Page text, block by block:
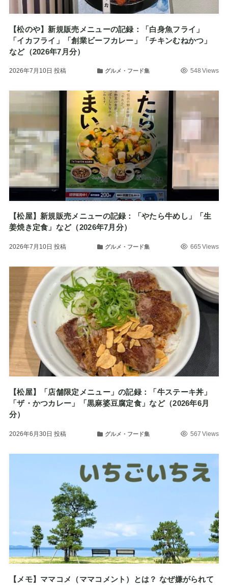
【松のや】新規販売メニューの記録：「白身魚フライ」
「イカフライ」「創業ビーフカレー」「チキンむねかつ」
など（2026年7月分）
2026年7月10日 投稿 グルメ・フード集 548 Views
【松屋】新規販売メニューの記録：「やたら牛めし」「生
姜焼き定食」など（2026年7月分）
2026年7月10日 投稿 グルメ・フード集 665 Views
【松屋】「店舗限定メニュー」の記録：「牛ステーキ丼」
「ザ・かつカレー」「黒麻婆豆腐定食」など（2026年6月
分）
2026年6月30日 投稿 グルメ・フード集 567 Views
【メモ】ママコメ（ママコメント）とは？ なぜ嫌がられて